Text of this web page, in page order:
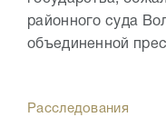
районного суда
объединенной
Расследования